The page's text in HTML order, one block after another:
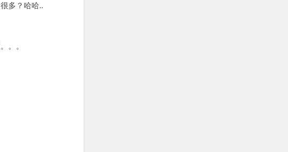
多？哈哈..
。。